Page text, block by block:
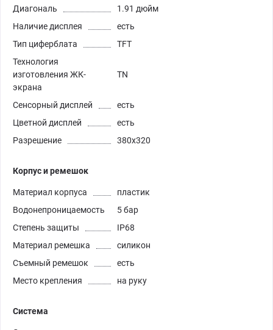
Диагональ
1.91 дюйм
Наличие дисплея
есть
Тип циферблата
TFT
Технология
изготовления ЖК-
экрана
TN
Сенсорный дисплей
есть
Цветной дисплей
есть
Разрешение
380х320
Корпус и ремешок
Материал корпуса
пластик
Водонепроницаемость
5 бар
Степень защиты
IP68
Материал ремешка
силикон
Съемный ремешок
есть
Место крепления
на руку
Система